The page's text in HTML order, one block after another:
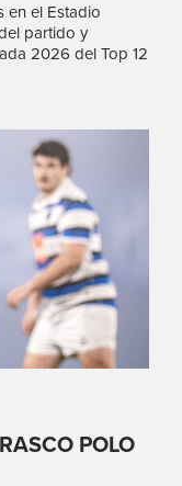
en el Estadio
partido y
2026 del Top 12
POLO